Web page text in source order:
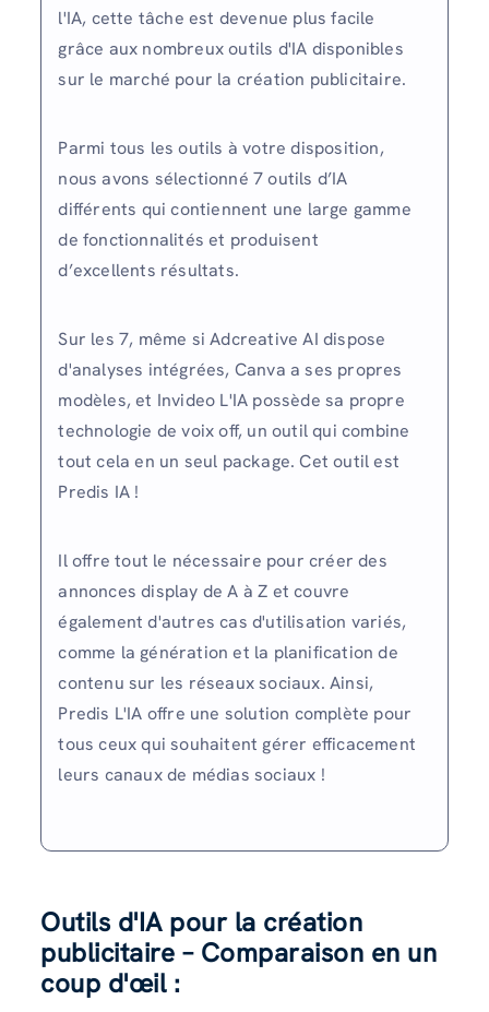
l'IA, cette tâche est devenue plus facile
grâce aux nombreux outils d'IA disponibles
sur le marché pour la création publicitaire.
Parmi tous les outils à votre disposition,
nous avons sélectionné 7 outils d’IA
différents qui contiennent une large gamme
de fonctionnalités et produisent
d’excellents résultats.
Sur les 7, même si Adcreative AI dispose
d'analyses intégrées, Canva a ses propres
modèles, et Invideo L'IA possède sa propre
technologie de voix off, un outil qui combine
tout cela en un seul package. Cet outil est
Predis IA !
Il offre tout le nécessaire pour créer des
annonces display de A à Z et couvre
également d'autres cas d'utilisation variés,
comme la génération et la planification de
contenu sur les réseaux sociaux. Ainsi,
Predis L'IA offre une solution complète pour
tous ceux qui souhaitent gérer efficacement
leurs canaux de médias sociaux !
Outils d'IA pour la création
publicitaire – Comparaison en un
coup d'œil :